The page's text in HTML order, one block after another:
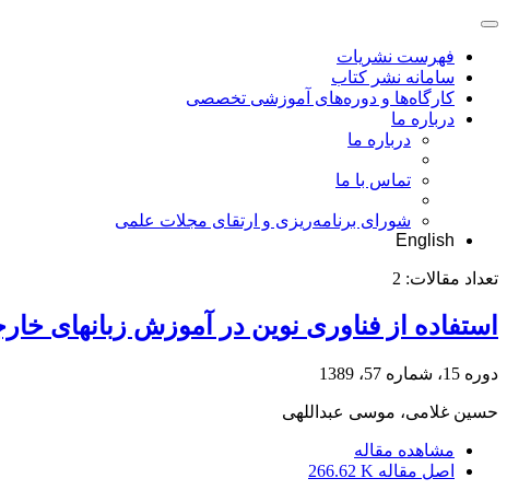
فهرست نشریات
سامانه نشر کتاب
کارگاه‌ها و دوره‌های آموزشی تخصصی
درباره ما
درباره ما
تماس با ما
شورای برنامه‌ریزی و ارتقای مجلات علمی
English
تعداد مقالات: 2
استفاده از فناوری نوین در آموزش زبانهای
دوره 15، شماره 57، 1389
حسین غلامی، موسی عبداللهی
مشاهده مقاله
اصل مقاله 266.62 K